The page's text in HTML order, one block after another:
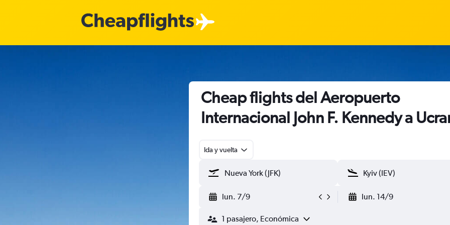
Cheap flights del Aeropuerto
Internacional John F. Kennedy a
Ida y vuelta
lun. 7/9 lun. 14/9
1 pasajero, Económica